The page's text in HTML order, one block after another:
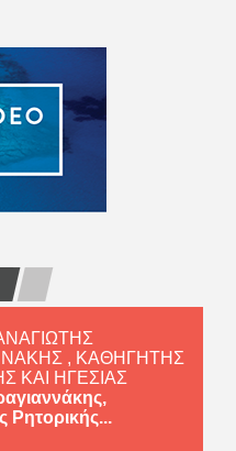
, ΚΑΘΗΓΗΤΗΣ
ΚΑΙ ΗΓΕΣΙΑΣ
Ρητορικής...